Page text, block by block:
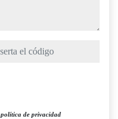
política de privacidad